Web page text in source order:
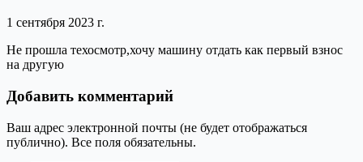
1 сентября 2023 г.
Не прошла техосмотр,хочу машину отдать как первый взнос
на другую
Добавить комментарий
Ваш адрес электронной почты (не будет отображаться
публично). Все поля обязательны.